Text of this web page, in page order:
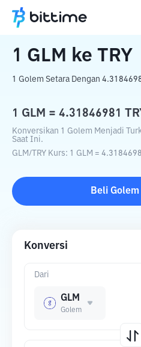
Beranda Konverter Kripto
1 GLM ke TRY
1 Golem Setara Dengan
1 GLM = 4.31846981
Konversikan 1 Golem Menjadi
Saat Ini.
GLM/ TRY Kurs: 1 GLM =
Beli Golem
Konversi
Dari
GLM
Golem